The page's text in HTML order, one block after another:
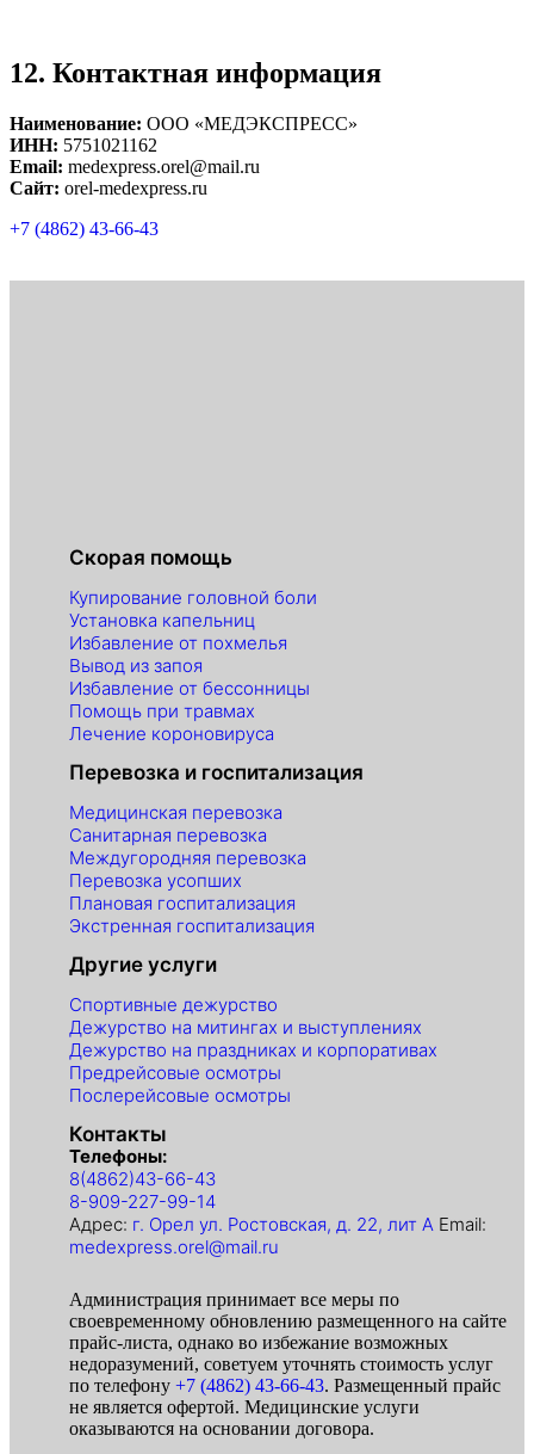
12. Контактная информация
Наименование: ООО «МЕДЭКСПРЕСС»
ИНН: 5751021162
Email: medexpress.orel@mail.ru
Сайт: orel-medexpress.ru
+7 (4862) 43-66-43
Скорая помощь
Купирование головной боли
Установка капельниц
Избавление от похмелья
Вывод из запоя
Избавление от бессонницы
Помощь при травмах
Лечение короновируса
Перевозка и госпитализация
Медицинская перевозка
Санитарная перевозка
Междугородняя перевозка
Перевозка усопших
Плановая госпитализация
Экстренная госпитализация
Другие услуги
Спортивные дежурство
Дежурство на митингах и выступлениях
Дежурство на праздниках и корпоративах
Предрейсовые осмотры
Послерейсовые осмотры
Контакты
Телефоны:
8(4862)43-66-43
8-909-227-99-14
Адрес: г. Орел ул. Ростовская, д. 22, лит А Email:
medexpress.orel@mail.ru
Администрация принимает все меры по
своевременному обновлению размещенного на сайте
прайс-листа, однако во избежание возможных
недоразумений, советуем уточнять стоимость услуг
по телефону +7 (4862) 43-66-43. Размещенный прайс
не является офертой. Медицинские услуги
оказываются на основании договора.